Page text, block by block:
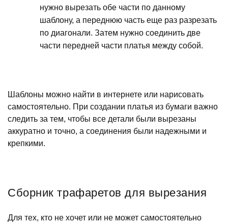
нужно вырезать обе части по данному
шаблону, а переднюю часть еще раз разрезать
по диагонали. Затем нужно соединить две
части передней части платья между собой.
Шаблоны можно найти в интернете или нарисовать
самостоятельно. При создании платья из бумаги важно
следить за тем, чтобы все детали были вырезаны
аккуратно и точно, а соединения были надежными и
крепкими.
Сборник трафаретов для вырезания
Для тех, кто не хочет или не может самостоятельно